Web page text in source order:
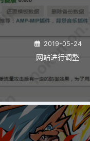
2019-05-24
网站进行调整